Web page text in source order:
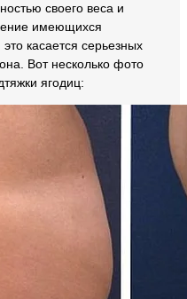
своего веса и
имеющихся
касается серьезных
Вот несколько фото
ягодиц: